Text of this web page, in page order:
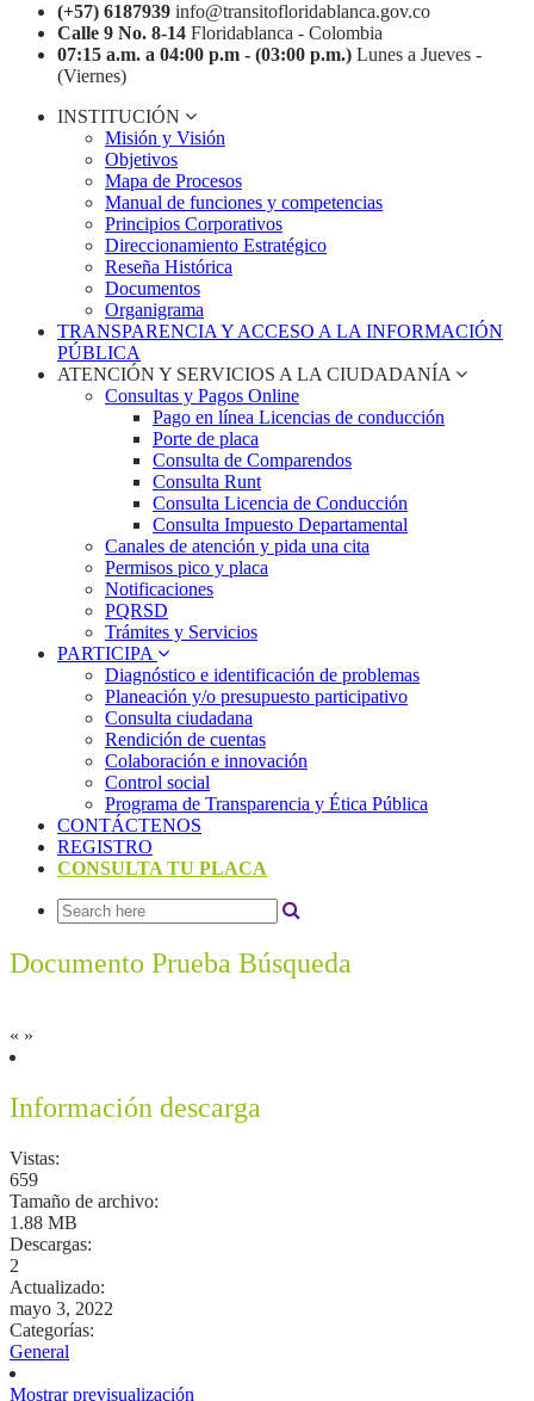
(+57) 6187939 info@transitofloridablanca.gov.co
Calle 9 No. 8-14 Floridablanca - Colombia
07:15 a.m. a 04:00 p.m - (03:00 p.m.) Lunes a Jueves -
(Viernes)
INSTITUCIÓN
Misión y Visión
Objetivos
Mapa de Procesos
Manual de funciones y competencias
Principios Corporativos
Direccionamiento Estratégico
Reseña Histórica
Documentos
Organigrama
TRANSPARENCIA Y ACCESO A LA INFORMACIÓN
PÚBLICA
ATENCIÓN Y SERVICIOS A LA CIUDADANÍA
Consultas y Pagos Online
Pago en línea Licencias de conducción
Porte de placa
Consulta de Comparendos
Consulta Runt
Consulta Licencia de Conducción
Consulta Impuesto Departamental
Canales de atención y pida una cita
Permisos pico y placa
Notificaciones
PQRSD
Trámites y Servicios
PARTICIPA
Diagnóstico e identificación de problemas
Planeación y/o presupuesto participativo​
Consulta ciudadana
Rendición de cuentas
Colaboración e innovación
Control social
Programa de Transparencia y Ética Pública
CONTÁCTENOS
REGISTRO
CONSULTA TU PLACA
Documento Prueba Búsqueda
« »
Información descarga
Vistas:
659
Tamaño de archivo:
1.88 MB
Descargas:
2
Actualizado:
mayo 3, 2022
Categorías:
General
Mostrar previsualización